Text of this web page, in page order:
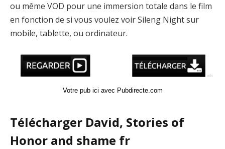
ou même VOD pour une immersion totale dans le film
en fonction de si vous voulez voir Sileng Night sur
mobile, tablette, ou ordinateur.
Votre pub ici avec Pubdirecte.com
Télécharger David, Stories of
Honor and shame fr